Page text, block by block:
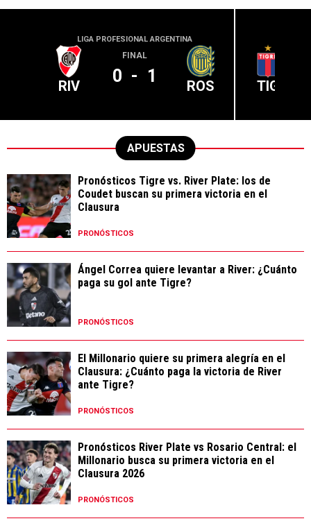
LIGA PROFESIONAL ARGENTINA
RIV
FINAL
0 - 1 ROS TIG
APUESTAS
Pronósticos Tigre vs. River Plate: los de
Coudet buscan su primera victoria en el
Clausura
PRONÓSTICOS
Ángel Correa quiere levantar a River: ¿Cuánto
paga su gol ante Tigre?
PRONÓSTICOS
El Millonario quiere su primera alegría en el
Clausura: ¿Cuánto paga la victoria de River
ante Tigre?
PRONÓSTICOS
Pronósticos River Plate vs Rosario Central: el
Millonario busca su primera victoria en el
Clausura 2026
PRONÓSTICOS